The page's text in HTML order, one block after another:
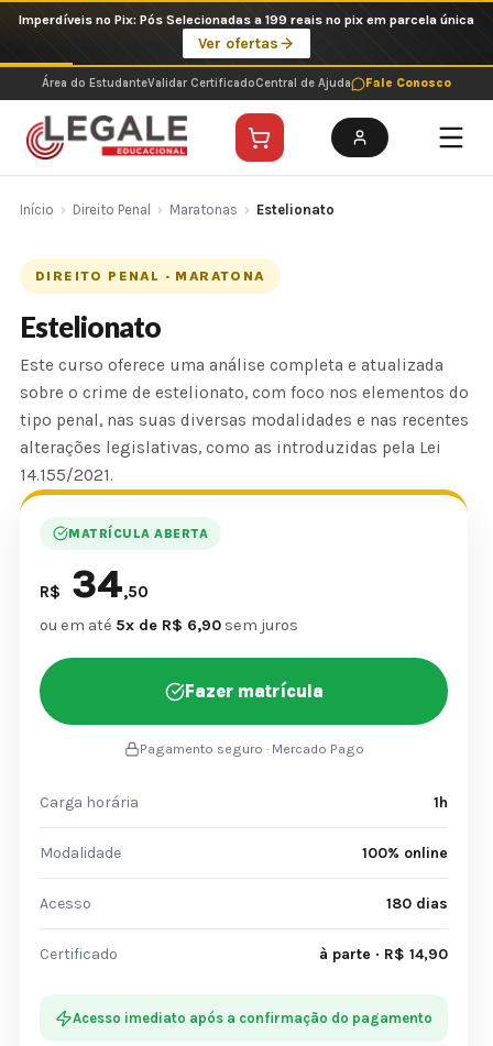
o
conteúdo
Imperdíveis no Pix: Pós Selecionadas a 199 reais no pix em parcela única
Ver ofertas
Área do EstudanteValidar CertificadoCentral de Ajuda Fale Conosco
Início › Direito Penal › Maratonas › Estelionato
DIREITO PENAL · MARATONA
Estelionato
Este curso oferece uma análise completa e atualizada
sobre o crime de estelionato, com foco nos elementos do
tipo penal, nas suas diversas modalidades e nas recentes
alterações legislativas, como as introduzidas pela Lei
14.155/2021.
MATRÍCULA ABERTA
R$ 34,50
ou em até 5x de R$ 6,90 sem juros
Fazer matrícula
Pagamento seguro · Mercado Pago
Carga horária 1h
Modalidade 100% online
Acesso 180 dias
Certificado à parte · R$ 14,90
Acesso imediato após a confirmação do pagamento